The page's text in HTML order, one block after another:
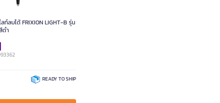
ลท์ลบได้ FRIXION LIGHT-B รุ่น
ดำ
READY TO SHIP